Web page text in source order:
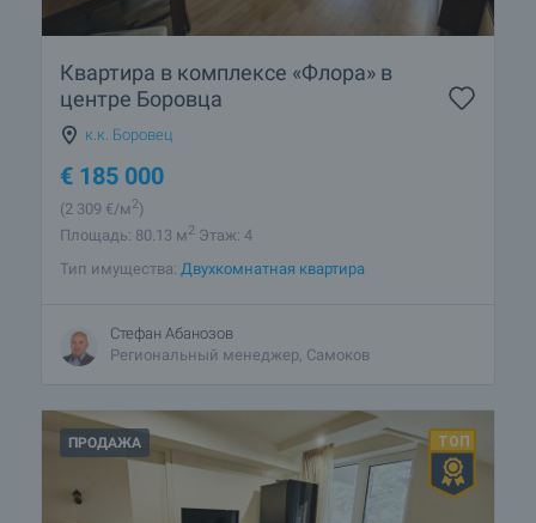
Загородные дома — это хит! Какие объекты есть в
районе Боровец?
Подробнее о Боровец
Квартира в комплексе «Флора» в
центре Боровца
к.к. Боровец
€ 185 000
(2 309 €/м2)
Площадь: 80.13 м2 Этаж: 4
Тип имущества: Двухкомнатная квартира
Стефан Абанозов
Региональный менеджер, Самоков
ПРОДАЖА